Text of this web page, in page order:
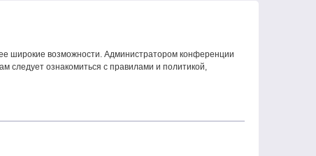
широкие возможности. Администратором конференции
следует ознакомиться с правилами и политикой,